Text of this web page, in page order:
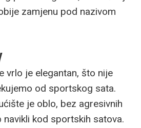
zamjenu pod nazivom
vrlo je elegantan, što nije
od sportskog sata.
je oblo, bez agresivnih
navikli kod sportskih satova.